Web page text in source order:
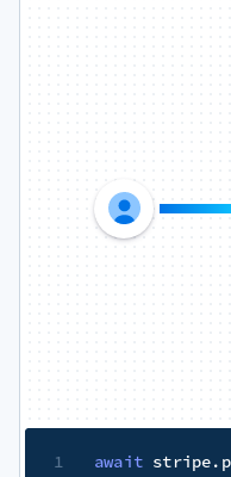
1
await stripe.